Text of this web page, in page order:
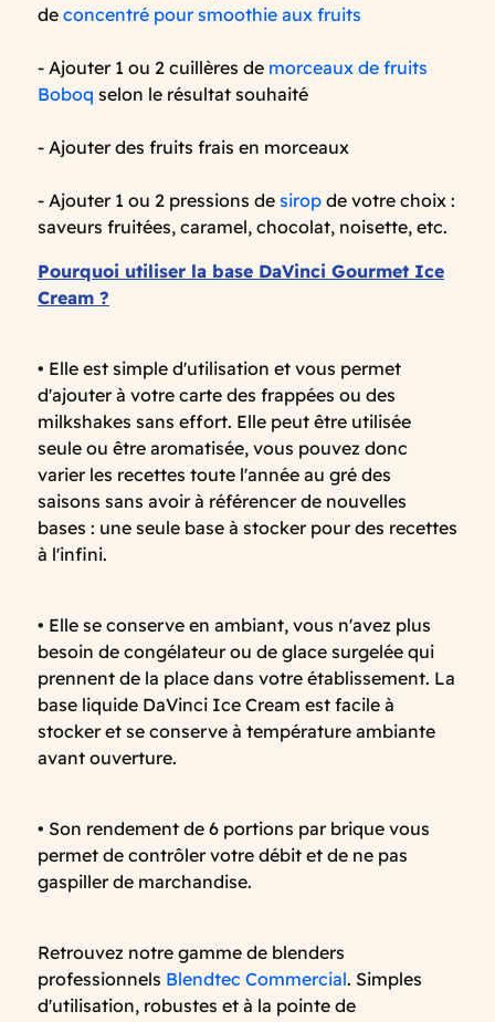
de concentré pour smoothie aux fruits
- Ajouter 1 ou 2 cuillères de morceaux de fruits
Boboq selon le résultat souhaité
- Ajouter des fruits frais en morceaux
- Ajouter 1 ou 2 pressions de sirop de votre choix :
saveurs fruitées, caramel, chocolat, noisette, etc.
Pourquoi utiliser la base DaVinci Gourmet Ice
Cream ?
• Elle est simple d'utilisation et vous permet
d'ajouter à votre carte des frappées ou des
milkshakes sans effort. Elle peut être utilisée
seule ou être aromatisée, vous pouvez donc
varier les recettes toute l'année au gré des
saisons sans avoir à référencer de nouvelles
bases : une seule base à stocker pour des recettes
à l'infini.
• Elle se conserve en ambiant, vous n'avez plus
besoin de congélateur ou de glace surgelée qui
prennent de la place dans votre établissement. La
base liquide DaVinci Ice Cream est facile à
stocker et se conserve à température ambiante
avant ouverture.
• Son rendement de 6 portions par brique vous
permet de contrôler votre débit et de ne pas
gaspiller de marchandise.
Retrouvez notre gamme de blenders
professionnels Blendtec Commercial. Simples
d'utilisation, robustes et à la pointe de